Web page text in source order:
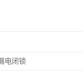
电闭锁